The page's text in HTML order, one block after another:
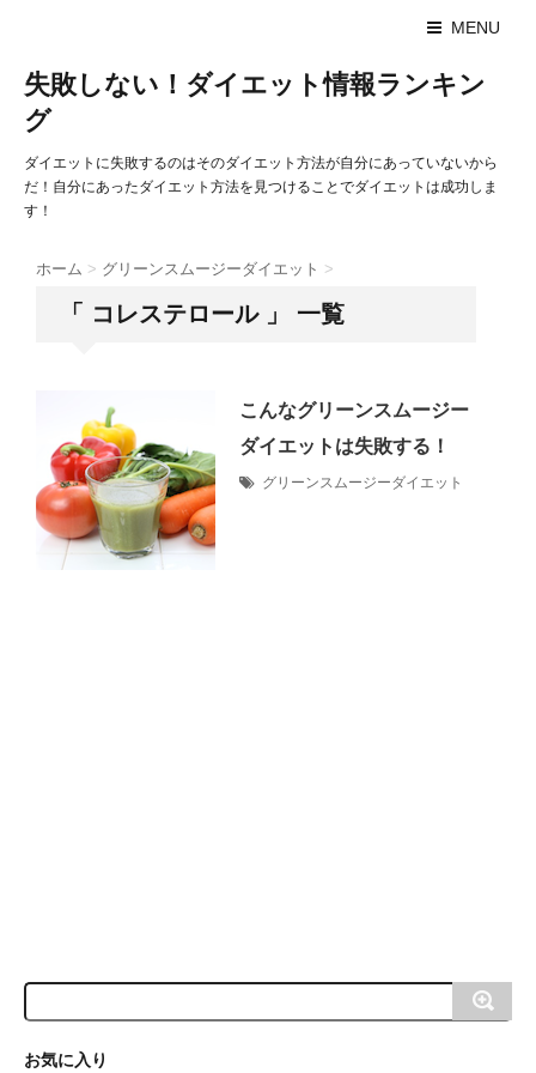
MENU
失敗しない！ダイエット情報ランキン
グ
ダイエットに失敗するのはそのダイエット方法が自分にあっていないから
だ！自分にあったダイエット方法を見つけることでダイエットは成功しま
す！
ホーム > グリーンスムージーダイエット >
「 コレステロール 」 一覧
こんなグリーンスムージー
ダイエットは失敗する！
グリーンスムージーダイエット
お気に入り